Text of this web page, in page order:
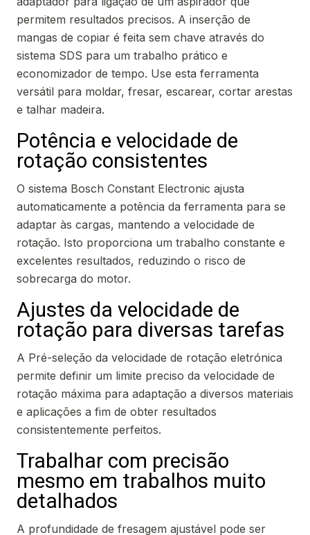
permitem resultados precisos. A inserção de
mangas de copiar é feita sem chave através do
sistema SDS para um trabalho prático e
economizador de tempo. Use esta ferramenta
versátil para moldar, fresar, escarear, cortar arestas
e talhar madeira.
Potência e velocidade de
rotação consistentes
O sistema Bosch Constant Electronic ajusta
automaticamente a potência da ferramenta para se
adaptar às cargas, mantendo a velocidade de
rotação. Isto proporciona um trabalho constante e
excelentes resultados, reduzindo o risco de
sobrecarga do motor.
Ajustes da velocidade de
rotação para diversas tarefas
A Pré-seleção da velocidade de rotação eletrónica
permite definir um limite preciso da velocidade de
rotação máxima para adaptação a diversos materiais
e aplicações a fim de obter resultados
consistentemente perfeitos.
Trabalhar com precisão
mesmo em trabalhos muito
detalhados
A profundidade de fresagem ajustável pode ser